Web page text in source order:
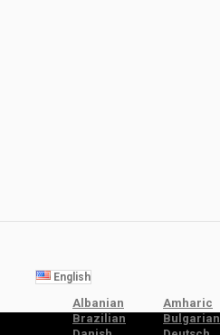
English
Albanian Amharic
Brazilian
Bulgarian